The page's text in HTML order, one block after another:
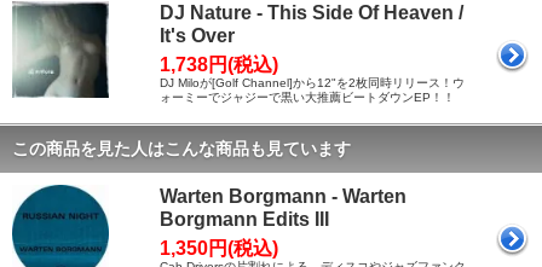
DJ Nature - This Side Of Heaven /
It's Over
1,738円(税込)
DJ Miloが[Golf Channel]から12"を2枚同時リリース！ウ
ォーミーでジャジーで黒い大推薦ビートダウンEP！！
この商品を見た人はこんな商品も見ています
Warten Borgmann - Warten
Borgmann Edits III
1,350円(税込)